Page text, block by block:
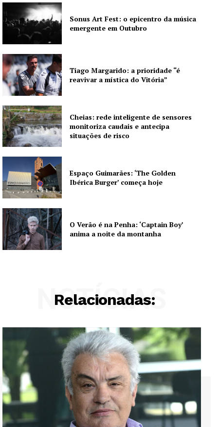
Sonus Art Fest: o epicentro da música
emergente em Outubro
Tiago Margarido: a prioridade “é
reavivar a mística do Vitória”
Cheias: rede inteligente de sensores
monitoriza caudais e antecipa
situações de risco
Espaço Guimarães: ‘The Golden
Ibérica Burger’ começa hoje
O Verão é na Penha: ‘Captain Boy’
anima a noite da montanha
Relacionadas:
NOTÍCIAS